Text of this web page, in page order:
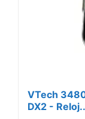
VTech
DX2 -